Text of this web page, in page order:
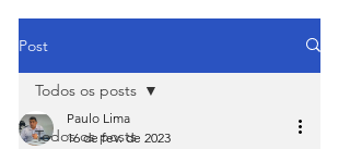
Post
Todos os posts
Todos os posts
Paulo Lima
16 de fev. de 2023